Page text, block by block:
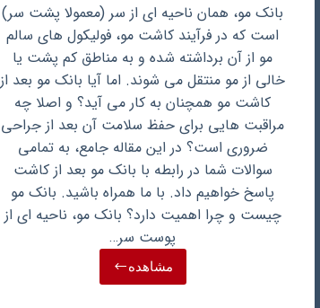
بانک مو، همان ناحیه ای از سر (معمولا پشت سر)
است که در فرآیند کاشت مو، فولیکول های سالم
مو از آن برداشته شده و به مناطق کم پشت یا
خالی از مو منتقل می شوند. اما آیا بانک مو بعد از
کاشت مو همچنان به کار می آید؟ و اصلا چه
مراقبت هایی برای حفظ سلامت آن بعد از جراحی
ضروری است؟ در این مقاله جامع، به تمامی
سوالات شما در رابطه با بانک مو بعد از کاشت
پاسخ خواهیم داد. با ما همراه باشید. بانک مو
چیست و چرا اهمیت دارد؟ بانک مو، ناحیه ای از
پوست سر…
مشاهده
بانک